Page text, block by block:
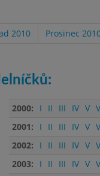
2010 Prosinec
2000: I II III IV V
2001:
I II III IV V
2002:
I II III IV V
2003:
I II III IV V